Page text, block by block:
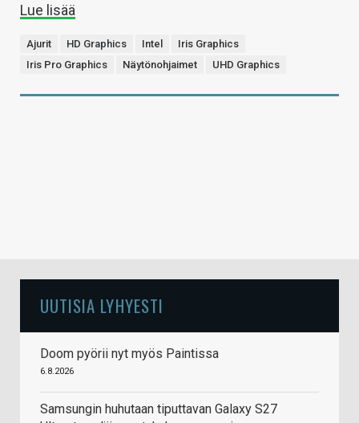
Lue lisää
Ajurit HD Graphics Intel
Iris Graphics
Iris Pro Graphics
Näytönohjaimet UHD Graphics
UUTISIA LYHYESTI
Doom pyörii nyt myös Paintissa
6.8.2026
Samsungin huhutaan tiputtavan Galaxy S27